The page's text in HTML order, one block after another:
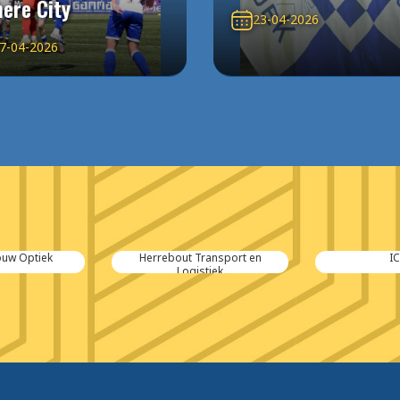
City
04-2026
23-04-2026
Optiek
Herrebout Transport en
Logistiek